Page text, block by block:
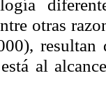
otras
resultan
está al